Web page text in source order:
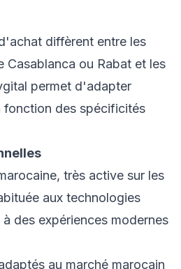
diffèrent entre les
Casablanca ou Rabat et les
permet d'adapter
fonction des spécificités
très active sur les
aux technologies
des expériences modernes
au marché marocain